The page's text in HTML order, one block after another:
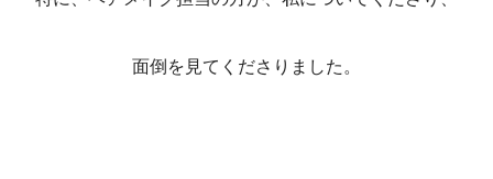
面倒を見てくださりました。